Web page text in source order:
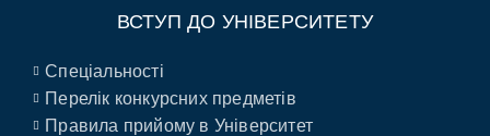
ВСТУП ДО УНІВЕРСИТЕТУ
Спеціальності
Перелік конкурсних предметів
Правила прийому в Університет